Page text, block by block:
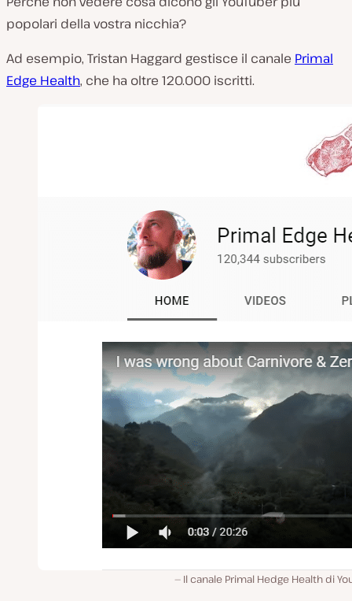
popolari della vostra nicchia?
Ad esempio, Tristan Haggard gestisce il canale Primal
Edge Health, che ha oltre 120.000 iscritti.
Il canale Primal Hedge Health di